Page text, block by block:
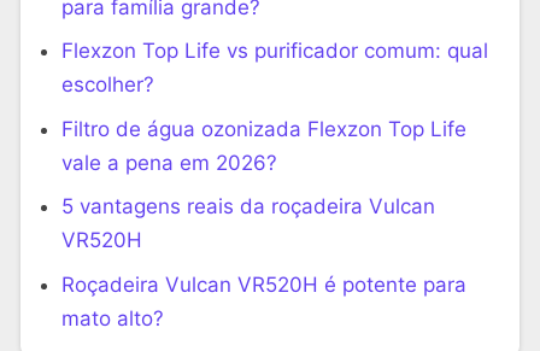
para família grande?
Flexzon Top Life vs purificador comum: qual
escolher?
Filtro de água ozonizada Flexzon Top Life
vale a pena em 2026?
5 vantagens reais da roçadeira Vulcan
VR520H
Roçadeira Vulcan VR520H é potente para
mato alto?